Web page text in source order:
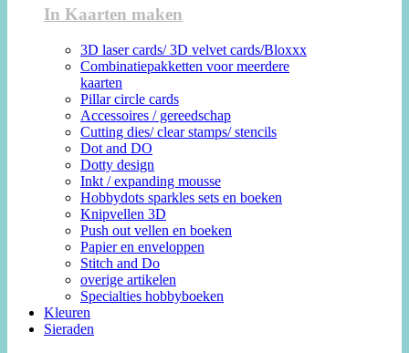
In Kaarten maken
3D laser cards/ 3D velvet cards/Bloxxx
Combinatiepakketten voor meerdere
kaarten
Pillar circle cards
Accessoires / gereedschap
Cutting dies/ clear stamps/ stencils
Dot and DO
Dotty design
Inkt / expanding mousse
Hobbydots sparkles sets en boeken
Knipvellen 3D
Push out vellen en boeken
Papier en enveloppen
Stitch and Do
overige artikelen
Specialties hobbyboeken
Kleuren
Sieraden